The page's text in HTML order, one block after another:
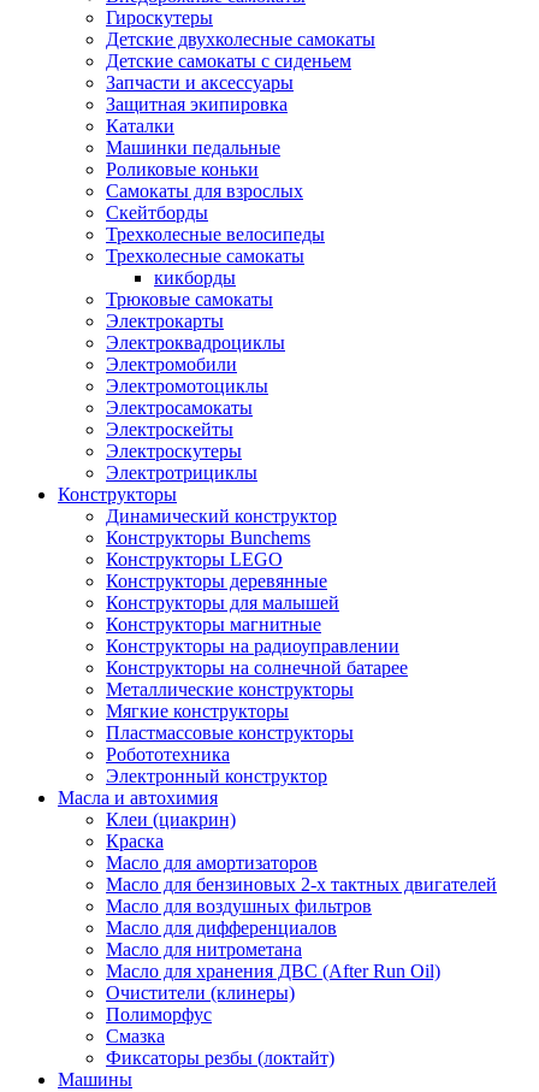
Гироскутеры
Детские двухколесные самокаты
Детские самокаты с сиденьем
Запчасти и аксессуары
Защитная экипировка
Каталки
Машинки педальные
Роликовые коньки
Самокаты для взрослых
Скейтборды
Трехколесные велосипеды
Трехколесные самокаты
кикборды
Трюковые самокаты
Электрокарты
Электроквадроциклы
Электромобили
Электромотоциклы
Электросамокаты
Электроскейты
Электроскутеры
Электротрициклы
Конструкторы
Динамический конструктор
Конструкторы Bunchems
Конструкторы LEGO
Конструкторы деревянные
Конструкторы для малышей
Конструкторы магнитные
Конструкторы на радиоуправлении
Конструкторы на солнечной батарее
Металлические конструкторы
Мягкие конструкторы
Пластмассовые конструкторы
Робототехника
Электронный конструктор
Масла и автохимия
Клеи (циакрин)
Краска
Масло для амортизаторов
Масло для бензиновых 2-х тактных двигателей
Масло для воздушных фильтров
Масло для дифференциалов
Масло для нитрометана
Масло для хранения ДВС (After Run Oil)
Очистители (клинеры)
Полиморфус
Смазка
Фиксаторы резбы (локтайт)
Машины